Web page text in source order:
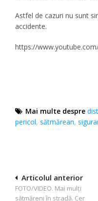
Astfel de cazuri nu sunt
accidente.
https://
Mai multe despre
pericol,sătmărean,
Navigare
în
Articolul anterior
FOTO/VIDEO. Mai mulţi
sătmăreni în stradă. Cer